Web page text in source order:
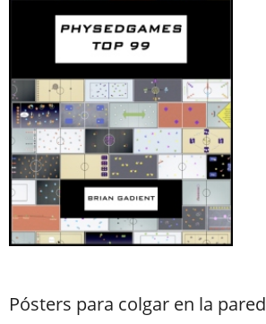
Pósters para colgar en la pared